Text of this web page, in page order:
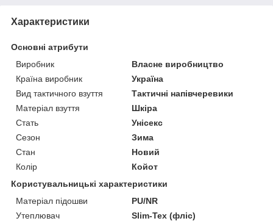
Характеристики
Основні атрибути
Виробник
Власне виробництво
Країна виробник
Україна
Вид тактичного взуття
Тактичні напівчеревики
Матеріал взуття
Шкіра
Стать
Унісекс
Сезон
Зима
Стан
Новий
Колір
Койот
Користувальницькі характеристики
Матеріал підошви
PU/NR
Утеплювач
Slim-Tex (фліс)